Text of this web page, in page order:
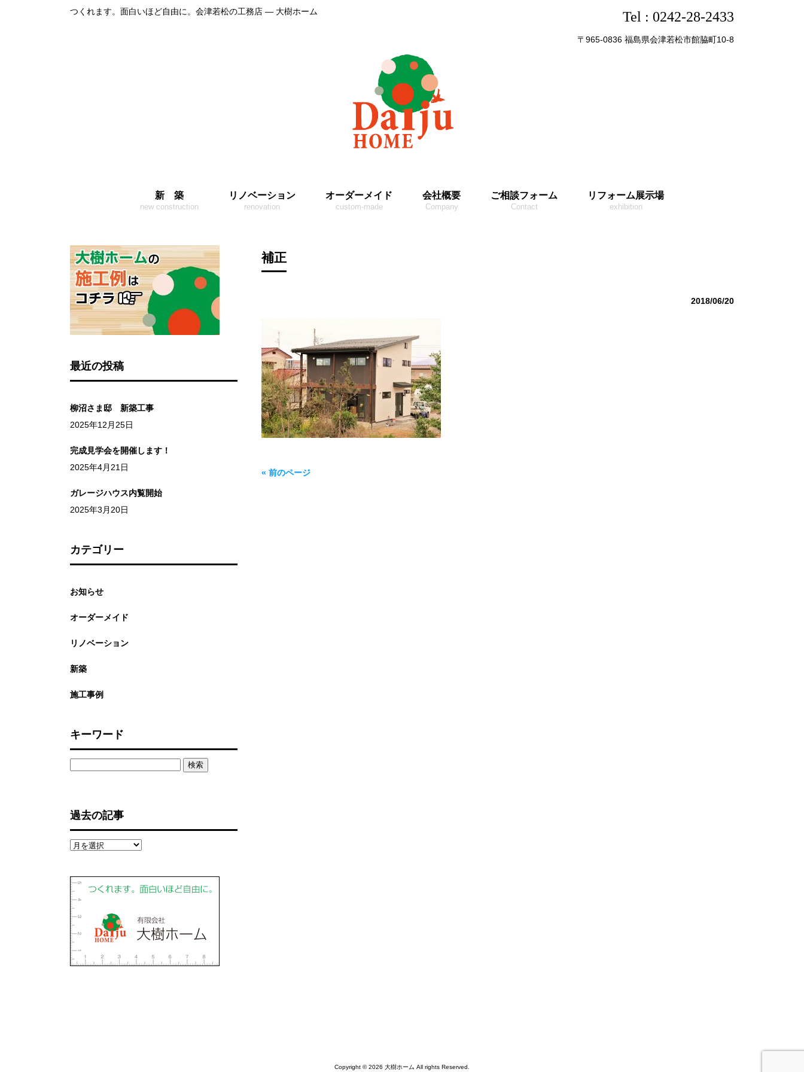
Tel : 0242-28-2433
〒965-0836 福島県会津若松市館脇町10-8
つくれます。面白いほど自由に。会津若松の工務店 ― 大樹ホーム
新 築
new construction
リノベーション
renovation
オーダーメイド
custom-made
会社概要
Company
ご相談フォーム
Contact
リフォーム展示場
exhibition
補正
2018/06/20
« 前のページ
最近の投稿
柳沼さま邸 新築工事
2025年12月25日
完成見学会を開催します！
2025年4月21日
ガレージハウス内覧開始
2025年3月20日
カテゴリー
お知らせ
オーダーメイド
リノベーション
新築
施工事例
キーワード
過去の記事
過
の
記
事
Copyright © 2026 大樹ホーム All rights Reserved.